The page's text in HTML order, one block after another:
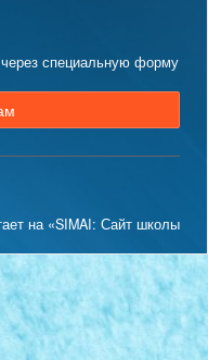
специальную форму
на «SIMAI: Сайт школы